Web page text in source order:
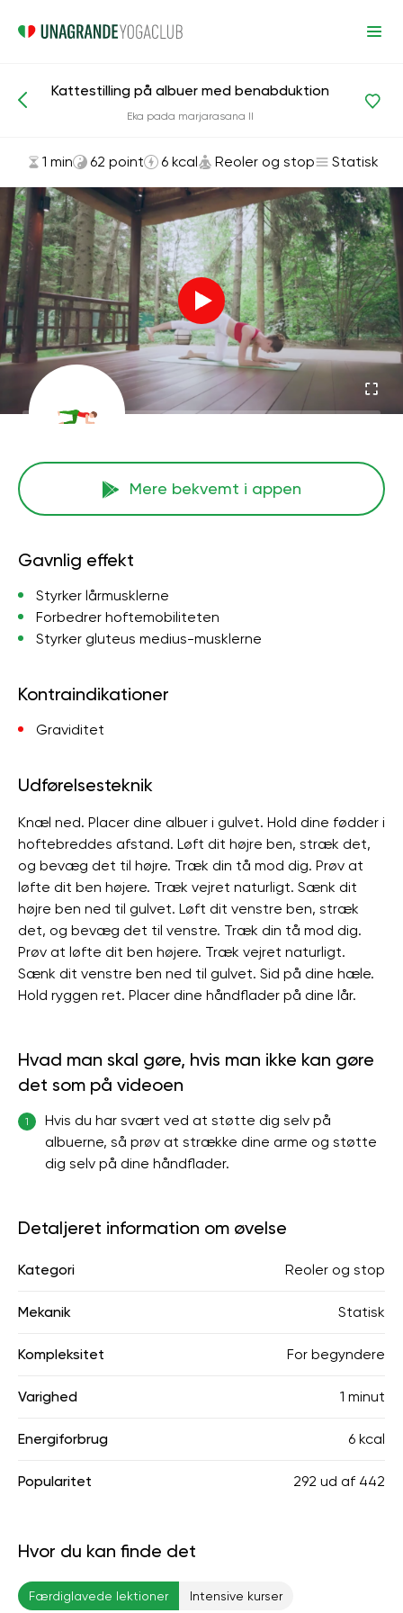
Asanas og øvelser Reoler og stop
Kattestilling på albuer med benabduktion
Eka pada marjarasana II
1 min 62 point 6 kcal Reoler og stop Statisk
Mere bekvemt i appen
Gavnlig effekt
Styrker lårmusklerne
Forbedrer hoftemobiliteten
Styrker gluteus medius-musklerne
Kontraindikationer
Graviditet
Udførelsesteknik
Knæl ned. Placer dine albuer i gulvet. Hold dine fødder i
hoftebreddes afstand. Løft dit højre ben, stræk det,
og bevæg det til højre. Træk din tå mod dig. Prøv at
løfte dit ben højere. Træk vejret naturligt. Sænk dit
højre ben ned til gulvet. Løft dit venstre ben, stræk
det, og bevæg det til venstre. Træk din tå mod dig.
Prøv at løfte dit ben højere. Træk vejret naturligt.
Sænk dit venstre ben ned til gulvet. Sid på dine hæle.
Hold ryggen ret. Placer dine håndflader på dine lår.
Hvad man skal gøre, hvis man ikke kan gøre
det som på videoen
1
Hvis du har svært ved at støtte dig selv på
albuerne, så prøv at strække dine arme og støtte
dig selv på dine håndflader.
Detaljeret information om øvelse
Kategori Reoler og stop
Mekanik Statisk
Kompleksitet For begyndere
Varighed 1 minut
Energiforbrug 6 kcal
Popularitet 292 ud af 442
Hvor du kan finde det
Færdiglavede lektioner Intensive kurser